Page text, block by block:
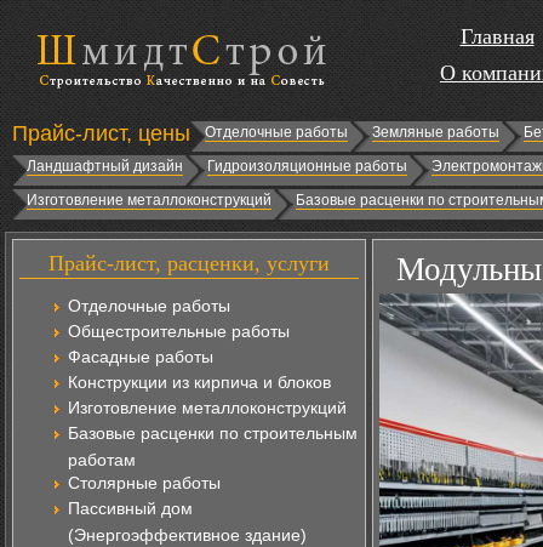
Главная
О
Прайс-лист, цены Отделочные работы Земляные работы
Ландшафтный дизайн
Гидроизоляционные работы
Изготовление металлоконструкций
Базовые расценки по
Прайс-лист, расценки, услуги
Отделочные работы
Общестроительные работы
Фасадные работы
Конструкции из кирпича и блоков
Изготовление металлоконструкций
Базовые расценки по строительным
работам
Столярные работы
Пассивный дом
(Энергоэффективное здание)